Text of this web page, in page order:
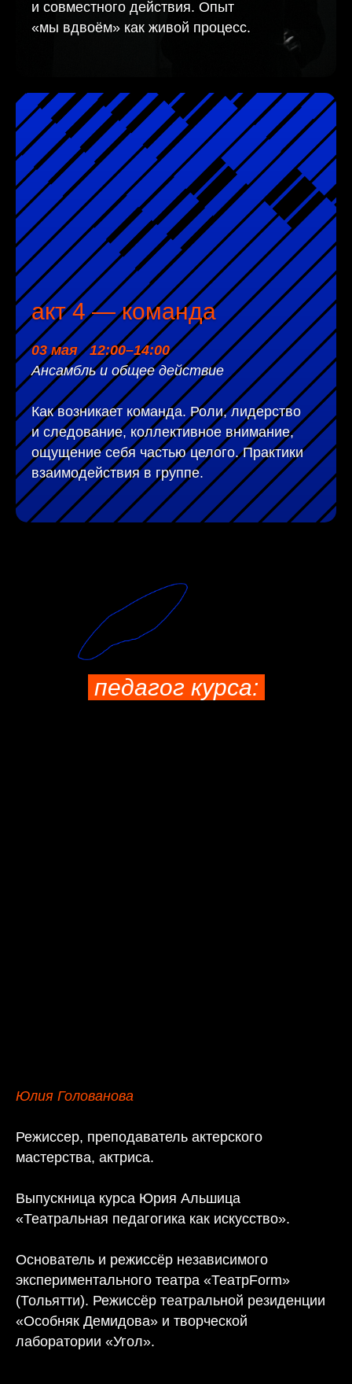
и совместного действия. Опыт
«мы вдвоём» как живой процесс.
акт 4 — команда
03 мая 12:00–14:00
Ансамбль и общее действие
Как возникает команда. Роли, лидерство
и следование, коллективное внимание,
ощущение себя частью целого. Практики
взаимодействия в группе.
педагог курса:
Юлия Голованова
Режиссер, преподаватель актерского
мастерства, актриса.
Выпускница курса Юрия Альшица
«Театральная педагогика как искусство».
Основатель и режиссёр независимого
экспериментального театра «ТеатрForm»
(Тольятти). Режиссёр театральной резиденции
«Особняк Демидова» и творческой
лаборатории «Угол».